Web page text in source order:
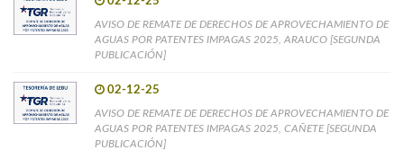
AVISO DE REMATE DE DERECHOS DE APROVECHAMIENTO DE
AGUAS POR PATENTES IMPAGAS 2025, ARAUCO [SEGUNDA
PUBLICACIÓN]
02-12-25
AVISO DE REMATE DE DERECHOS DE APROVECHAMIENTO DE
AGUAS POR PATENTES IMPAGAS 2025, CAÑETE [SEGUNDA
PUBLICACIÓN]